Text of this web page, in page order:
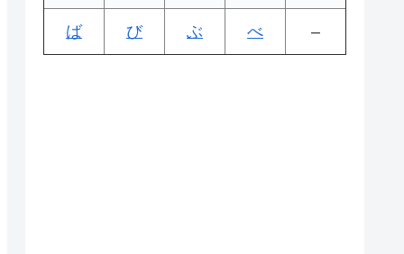
ば び ぶ べ –